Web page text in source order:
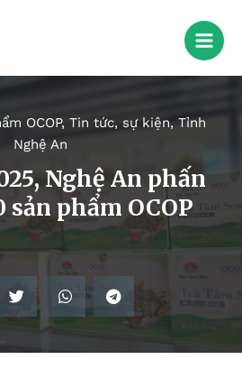
OCOP, Tin tức, sự kiện,Tỉnh
Nghệ An
Nghệ An phấn
sản phẩm OCOP